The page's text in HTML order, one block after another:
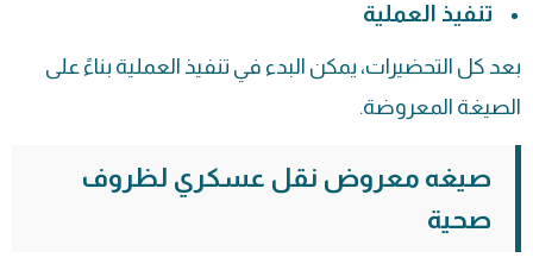
تنفيذ العملية
بعد كل التحضيرات، يمكن البدء في تنفيذ العملية بناءً على
الصيغة المعروضة.
صيغه معروض نقل عسكري لظروف
صحية